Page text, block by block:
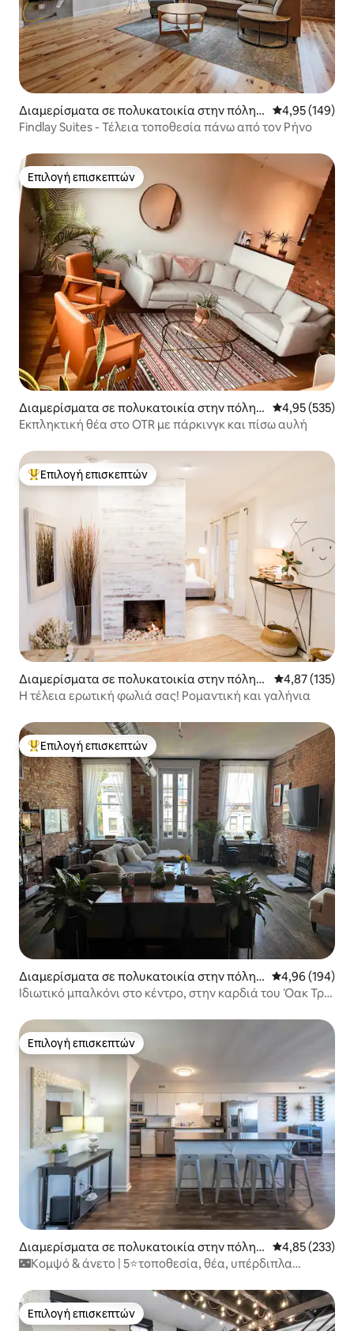
Διαμερίσματα σε πολυκατοικία στην πόλη
Over-The Rhine
Μέση
4,95 (149)
Findlay Suites - Τέλεια τοποθεσία πάνω από τον Ρήνο
Επιλογή επισκεπτών
Επιλογή επισκεπτών
Διαμερίσματα σε πολυκατοικία στην πόλη
Over-The Rhine
Μέση
4,95 (535)
Εκπληκτική θέα στο OTR με πάρκινγκ και πίσω αυλή
Κορυφαία επιλογή επισκεπτών
Επιλογή επισκεπτών
Διαμερίσματα σε πολυκατοικία στην πόλη
Mount Adams
Μέση
4,87 (135)
Η τέλεια ερωτική φωλιά σας! Ρομαντική και γαλήνια
Κορυφαία επιλογή επισκεπτών
Επιλογή επισκεπτών
Διαμερίσματα σε πολυκατοικία στην πόλη
Over-The Rhine
Μέση
4,96 (194)
Ιδιωτικό μπαλκόνι στο κέντρο, στην καρδιά του Όακ Τρις
Επιλογή επισκεπτών
Επιλογή επισκεπτών
Διαμερίσματα σε πολυκατοικία στην πόλη Σ
ινσινάτι
Μέση
4,85 (233)
🌃Κομψό & άνετο | 5⭐️τοποθεσία, θέα, υπέρδιπλα
Επιλογή επισκεπτών
Επιλογή επισκεπτών